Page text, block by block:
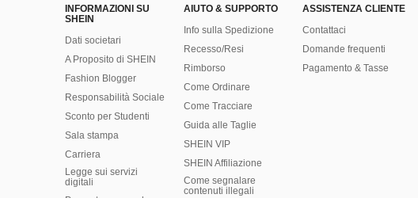
INFORMAZIONI SU
SHEIN
Dati societari
A Proposito di SHEIN
Fashion Blogger
Responsabilità Sociale
Sconto per Studenti
Sala stampa
Carriera
Legge sui servizi
digitali
AIUTO & SUPPORTO
Info sulla Spedizione
Recesso/Resi
Rimborso
Come Ordinare
Come Tracciare
Guida alle Taglie
SHEIN VIP
SHEIN Affiliazione
Come segnalare
contenuti illegali
ASSISTENZA CLIENTE
Contattaci
Domande frequenti
Pagamento & Tasse